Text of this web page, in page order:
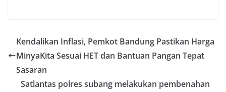
Kendalikan Inflasi, Pemkot Bandung Pastikan Harga
MinyaKita Sesuai HET dan Bantuan Pangan Tepat
Sasaran
Satlantas polres subang melakukan pembenahan